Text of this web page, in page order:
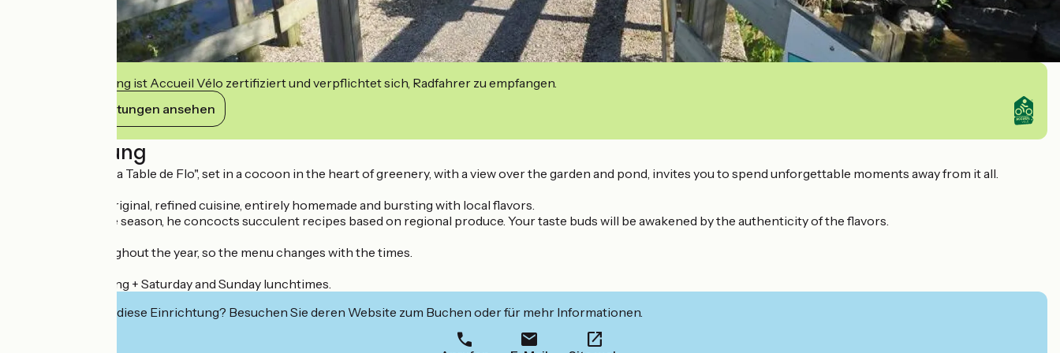
Diese Einrichtung ist Accueil Vélo zertifiziert und verpflichtet sich, Radfahrer zu empfangen.
Ihre Verpflichtungen ansehen
Beschreibung
Our restaurant, "La Table de Flo", set in a cocoon in the heart of greenery, with a view over the garden and pond, invites you to spend unforgettable moments away from it all.
Our Chef offers original, refined cuisine, entirely homemade and bursting with local flavors.
Depending on the season, he concocts succulent recipes based on regional produce. Your taste buds will be awakened by the authenticity of the flavors.
Menus vary throughout the year, so the menu changes with the times.
Open every evening + Saturday and Sunday lunchtimes.
Interessiert Sie diese Einrichtung? Besuchen Sie deren Website zum Buchen oder für mehr Informationen.